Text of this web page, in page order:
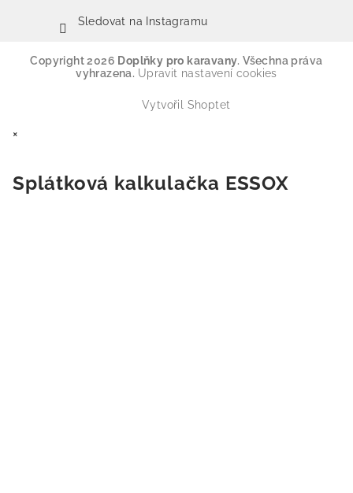
Sledovat na Instagramu
Copyright 2026 Doplňky pro karavany. Všechna práva
vyhrazena. Upravit nastavení cookies
Vytvořil Shoptet
×
Splátková kalkulačka ESSOX